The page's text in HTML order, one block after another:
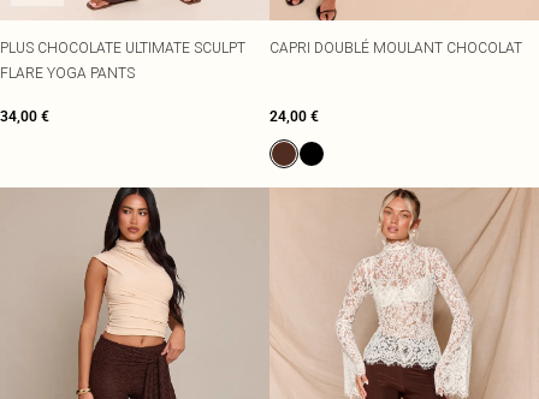
PLUS CHOCOLATE ULTIMATE SCULPT
FLARE YOGA PANTS
34,00 €
CAPRI DOUBLÉ MOULANT CHOCOLAT
24,00 €